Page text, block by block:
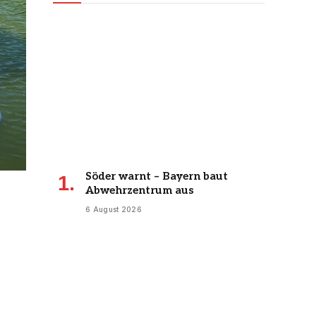
Söder warnt – Bayern baut
Abwehrzentrum aus
6 August 2026